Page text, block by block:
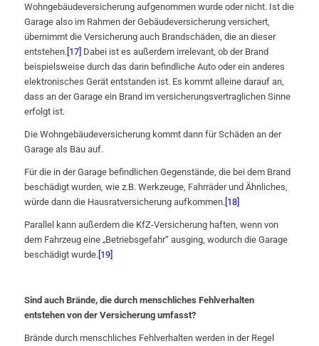
Wohngebäudeversicherung aufgenommen wurde oder nicht. Ist die
Garage also im Rahmen der Gebäudeversicherung versichert,
übernimmt die Versicherung auch Brandschäden, die an dieser
entstehen. [17] Dabei ist es außerdem irrelevant, ob der Brand
beispielsweise durch das darin befindliche Auto oder ein anderes
elektronisches Gerät entstanden ist. Es kommt alleine darauf an,
dass an der Garage ein Brand im versicherungsvertraglichen Sinne
erfolgt ist.
Die Wohngebäudeversicherung kommt dann für Schäden an der
Garage als Bau auf.
Für die in der Garage befindlichen Gegenstände, die bei dem Brand
beschädigt wurden, wie z.B. Werkzeuge, Fahrräder und Ähnliches,
würde dann die Hausratversicherung aufkommen. [18]
Parallel kann außerdem die KfZ-Versicherung haften, wenn von
dem Fahrzeug eine „Betriebsgefahr“ ausging, wodurch die Garage
beschädigt wurde. [19]
Sind auch Brände, die durch menschliches Fehlverhalten
entstehen von der Versicherung umfasst?
Brände durch menschliches Fehlverhalten werden in der Regel